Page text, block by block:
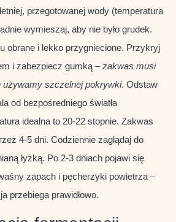
przegotowanej wody (temperatura
wymieszaj, aby nie było grudek.
obrane i lekko przygniecione. Przykryj
i zabezpiecz gumką –zakwas musi
używamy szczelnej pokrywki. Odstaw
od bezpośredniego światła
idealna to 20-22 stopnie. Zakwas
4-5 dni. Codziennie zaglądaj do
łyżką. Po 2-3 dniach pojawi się
zapach i pęcherzyki powietrza –
przebiega prawidłowo.